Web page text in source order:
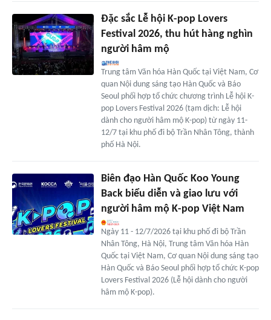
Đặc sắc Lễ hội K-pop Lovers
Festival 2026, thu hút hàng nghìn
người hâm mộ
Trung tâm Văn hóa Hàn Quốc tại Việt Nam, Cơ
quan Nội dung sáng tạo Hàn Quốc và Báo
Seoul phối hợp tổ chức chương trình Lễ hội K-
pop Lovers Festival 2026 (tạm dịch: Lễ hội
dành cho người hâm mộ K-pop) từ ngày 11-
12/7 tại khu phố đi bộ Trần Nhân Tông, thành
phố Hà Nội.
Biên đạo Hàn Quốc Koo Young
Back biểu diễn và giao lưu với
người hâm mộ K-pop Việt Nam
Ngày 11 - 12/7/2026 tại khu phố đi bộ Trần
Nhân Tông, Hà Nội, Trung tâm Văn hóa Hàn
Quốc tại Việt Nam, Cơ quan Nội dung sáng tạo
Hàn Quốc và Báo Seoul phối hợp tổ chức K-pop
Lovers Festival 2026 (Lễ hội dành cho người
hâm mộ K-pop).